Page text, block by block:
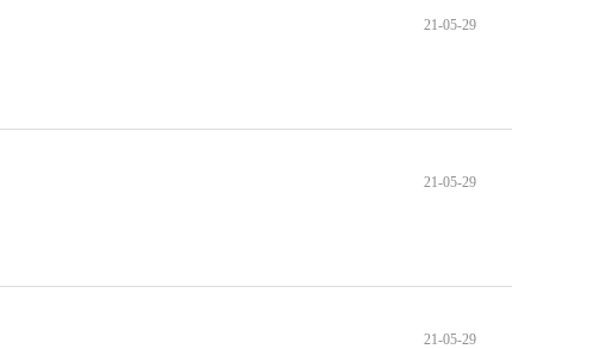
21-05-29
21-05-29
21-05-29